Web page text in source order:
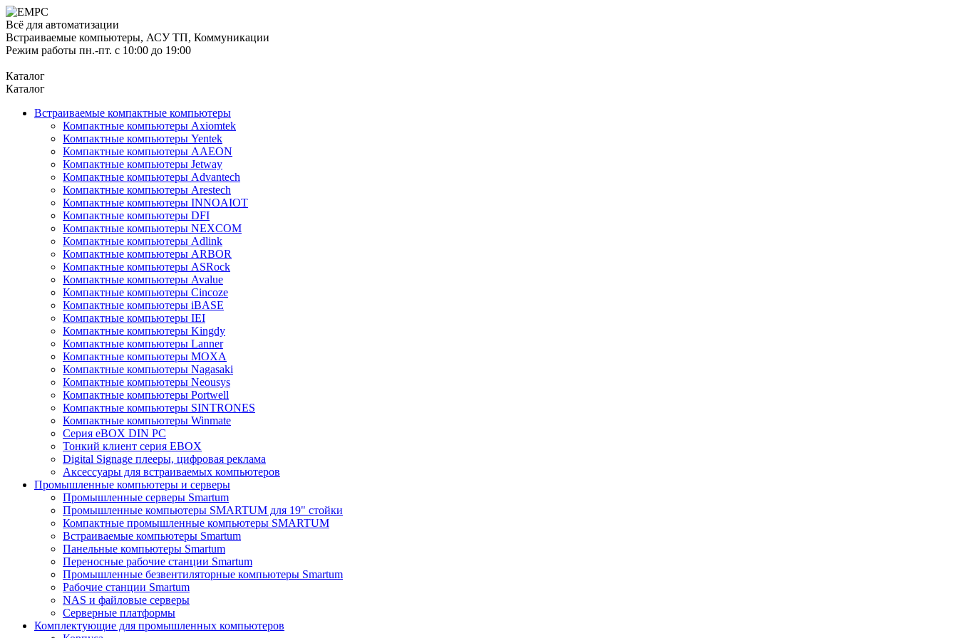
Всё для автоматизации
Встраиваемые компьютеры, АСУ ТП, Коммуникации
Режим работы пн.-пт. с 10:00 до 19:00
Каталог
Каталог
Встраиваемые компактные компьютеры
Компактные компьютеры Axiomtek
Компактные компьютеры Yentek
Компактные компьютеры AAEON
Компактные компьютеры Jetway
Компактные компьютеры Advantech
Компактные компьютеры Arestech
Компактные компьютеры INNOAIOT
Компактные компьютеры DFI
Компактные компьютеры NEXCOM
Компактные компьютеры Adlink
Компактные компьютеры ARBOR
Компактные компьютеры ASRock
Компактные компьютеры Avalue
Компактные компьютеры Cincoze
Компактные компьютеры iBASE
Компактные компьютеры IEI
Компактные компьютеры Kingdy
Компактные компьютеры Lanner
Компактные компьютеры MOXA
Компактные компьютеры Nagasaki
Компактные компьютеры Neousys
Компактные компьютеры Portwell
Компактные компьютеры SINTRONES
Компактные компьютеры Winmate
Серия eBOX DIN PC
Тонкий клиент серия EBOX
Digital Signage плееры, цифровая реклама
Аксессуары для встраиваемых компьютеров
Промышленные компьютеры и серверы
Промышленные серверы Smartum
Промышленные компьютеры SMARTUM для 19" стойки
Компактные промышленные компьютеры SMARTUM
Встраиваемые компьютеры Smartum
Панельные компьютеры Smartum
Переносные рабочие станции Smartum
Промышленные безвентиляторные компьютеры Smartum
Рабочие станции Smartum
NAS и файловые серверы
Серверные платформы
Комплектующие для промышленных компьютеров